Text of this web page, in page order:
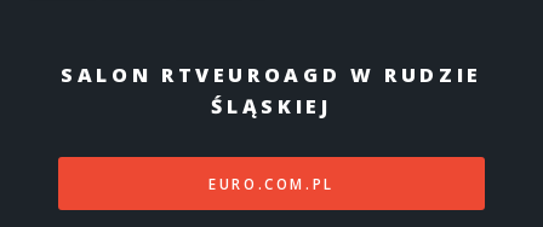
SALON RTVEUROAGD W RUDZIE
ŚLĄSKIEJ
EURO.COM.PL